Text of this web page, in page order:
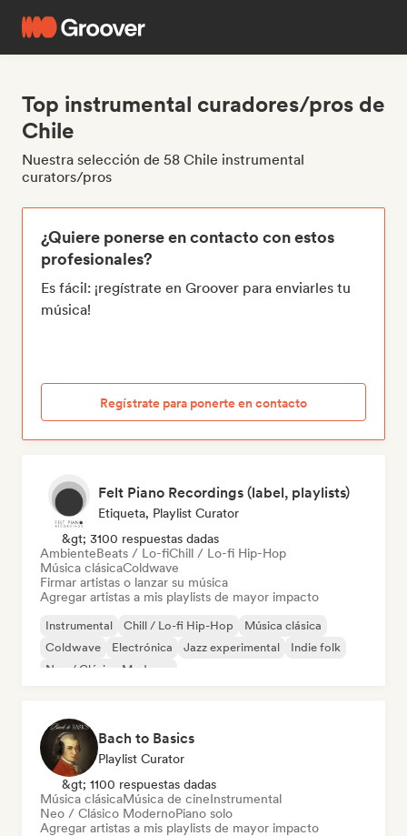
Top instrumental curadores/pros de
Chile
Nuestra selección de 58 Chile instrumental
curators/pros
¿Quiere ponerse en contacto con estos
profesionales?
Es fácil: ¡regístrate en Groover para enviarles tu
música!
Regístrate para ponerte en contacto
Felt Piano Recordings (label, playlists)
Etiqueta, Playlist Curator
&gt; 3100 respuestas dadas
AmbienteBeats / Lo-fiChill / Lo-fi Hip-Hop
Música clásicaColdwave
Firmar artistas o lanzar su música
Agregar artistas a mis playlists de mayor impacto
Instrumental Chill / Lo-fi Hip-Hop
Música clásica
Coldwave
Electrónica Jazz experimental
Indie folk
Neo / Clásico Moderno
Bach to Basics
Playlist Curator
&gt; 1100 respuestas dadas
Música clásicaMúsica de cineInstrumental
Neo / Clásico ModernoPiano solo
Agregar artistas a mis playlists de mayor impacto